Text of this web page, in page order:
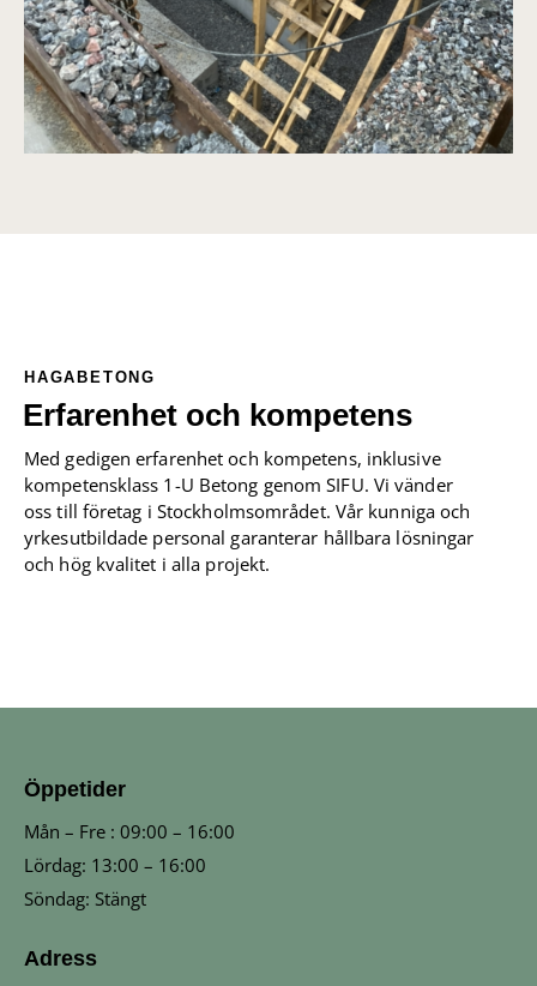
HAGABETONG
Erfarenhet och kompetens
Med gedigen erfarenhet och kompetens, inklusive
kompetensklass 1-U Betong genom SIFU. Vi vänder
oss till företag i Stockholmsområdet. Vår kunniga och
yrkesutbildade personal garanterar hållbara lösningar
och hög kvalitet i alla projekt.
Öppetider
Mån – Fre : 09:00 – 16:00
Lördag: 13:00 – 16:00
Söndag: Stängt
Adress